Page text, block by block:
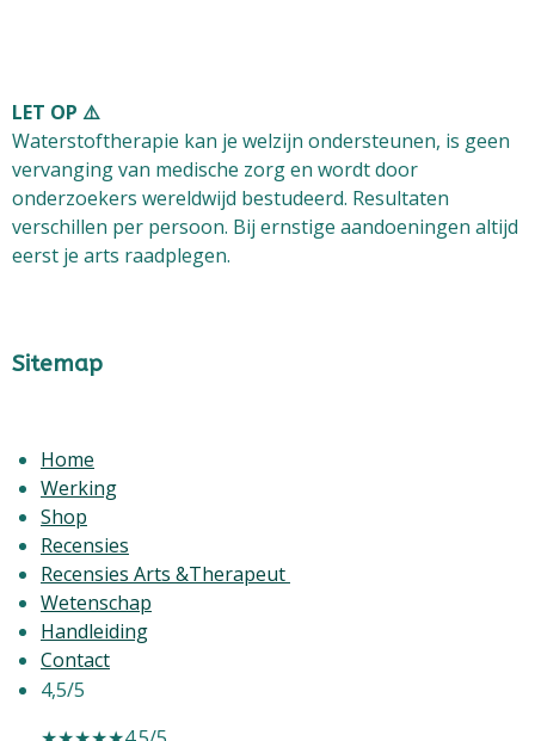
LET OP ⚠️
Waterstoftherapie kan je welzijn ondersteunen, is geen
vervanging van medische zorgen wordt door
onderzoekers wereldwijd bestudeerd. Resultaten
verschillen per persoon. Bij ernstige aandoeningen altijd
eerst je arts raadplegen.
Sitemap
Home
Werking
Shop
Recensies
Recensies Arts &Therapeut
Wetenschap
Handleiding
Contact
4,5/5